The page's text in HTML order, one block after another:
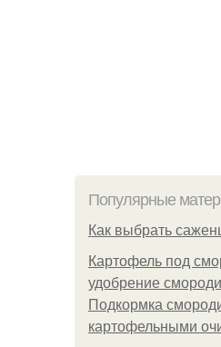
Популярные
Как выбрать
Картофель под
удобрение
Подкормка
картофельными